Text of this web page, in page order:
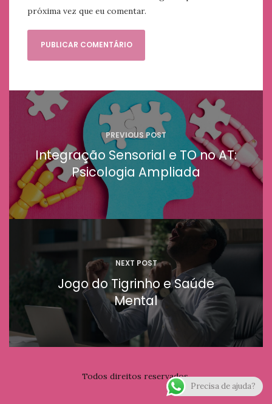
próxima vez que eu comentar.
Navegação
PREVIOUS POST
Integração Sensorial e TO no AT:
Psicologia Ampliada
NEXT POST
Jogo do Tigrinho e Saúde
Mental
Todos direitos reservados.
Precisa de ajuda?